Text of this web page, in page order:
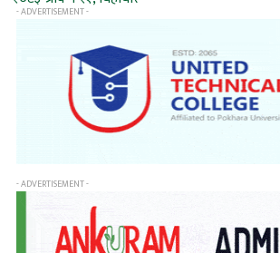
- ADVERTISEMENT -
- ADVERTISEMENT -